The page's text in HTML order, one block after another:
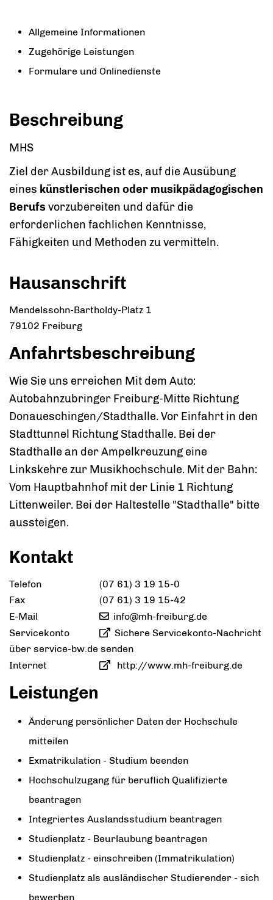
Allgemeine Informationen
Zugehörige Leistungen
Formulare und Onlinedienste
Beschreibung
MHS
Ziel der Ausbildung ist es, auf die Ausübung
eines künstlerischen oder musikpädagogischen
Berufs vorzubereiten und dafür die
erforderlichen fachlichen Kenntnisse,
Fähigkeiten und Methoden zu vermitteln.
Hausanschrift
Mendelssohn-Bartholdy-Platz 1
79102 Freiburg
Anfahrtsbeschreibung
Wie Sie uns erreichen Mit dem Auto:
Autobahnzubringer Freiburg-Mitte Richtung
Donaueschingen/Stadthalle. Vor Einfahrt in den
Stadttunnel Richtung Stadthalle. Bei der
Stadthalle an der Ampelkreuzung eine
Linkskehre zur Musikhochschule. Mit der Bahn:
Vom Hauptbahnhof mit der Linie 1 Richtung
Littenweiler. Bei der Haltestelle "Stadthalle" bitte
aussteigen.
Kontakt
Telefon (07 61) 3 19 15-0
Fax
(07 61) 3 19 15-42
E-Mail
info@mh-freiburg.de
Servicekonto
Sichere Servicekonto-Nachricht
über service-bw.de senden
Internet
http://www.mh-freiburg.de
Leistungen
Änderung persönlicher Daten der Hochschule
mitteilen
Exmatrikulation - Studium beenden
Hochschulzugang für beruflich Qualifizierte
beantragen
Integriertes Auslandsstudium beantragen
Studienplatz - Beurlaubung beantragen
Studienplatz - einschreiben (Immatrikulation)
Studienplatz als ausländischer Studierender - sich
bewerben